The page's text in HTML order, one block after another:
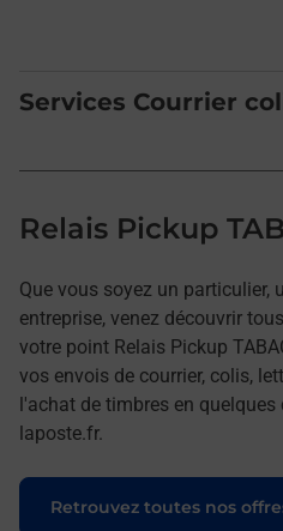
Services Courrier
Relais Pickup
Que vous soyez un particulier,
entreprise, venez découvrir
votre point Relais Pickup
vos envois de courrier, colis,
l'achat de timbres en quelques
laposte.fr.
Retrouvez toutes nos